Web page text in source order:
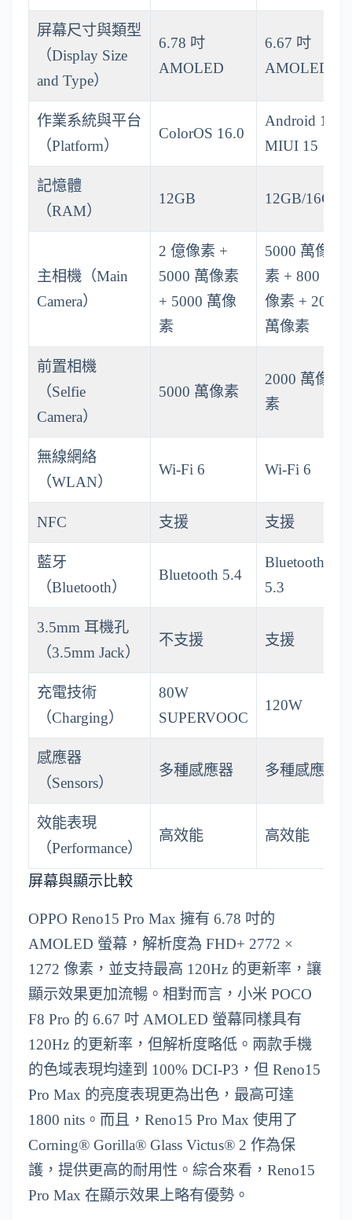
屏幕尺寸與類型
（Display Size
and Type）
6.78 吋
AMOLED
6.67 吋
AMOLED
作業系統與平台
（Platform）
ColorOS 16.0
Android 14
MIUI 15
記憶體
（RAM）
12GB 12GB/16GB
主相機（Main
Camera）
2 億像素 +
5000 萬像素
+ 5000 萬像
素
5000 萬像
素 + 800 萬
像素 + 200
萬像素
前置相機
（Selfie
Camera）
5000 萬像素
2000 萬像
素
無線網絡
（WLAN）
Wi-Fi 6 Wi-Fi 6
NFC 支援 支援
藍牙
（Bluetooth）
Bluetooth 5.4
Bluetooth
5.3
3.5mm 耳機孔
（3.5mm Jack）
不支援 支援
充電技術
（Charging）
80W
SUPERVOOC
120W
感應器
（Sensors）
多種感應器 多種感應器
效能表現
（Performance）
高效能 高效能
屏幕與顯示比較
OPPO Reno15 Pro Max 擁有 6.78 吋的
AMOLED 螢幕，解析度為 FHD+ 2772 ×
1272 像素，並支持最高 120Hz 的更新率，讓
顯示效果更加流暢。相對而言，小米 POCO
F8 Pro 的 6.67 吋 AMOLED 螢幕同樣具有
120Hz 的更新率，但解析度略低。兩款手機
的色域表現均達到 100% DCI-P3，但 Reno15
Pro Max 的亮度表現更為出色，最高可達
1800 nits。而且，Reno15 Pro Max 使用了
Corning® Gorilla® Glass Victus® 2 作為保
護，提供更高的耐用性。綜合來看，Reno15
Pro Max 在顯示效果上略有優勢。